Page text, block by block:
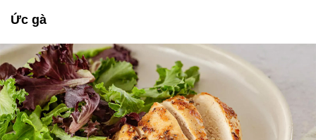
Ức gà